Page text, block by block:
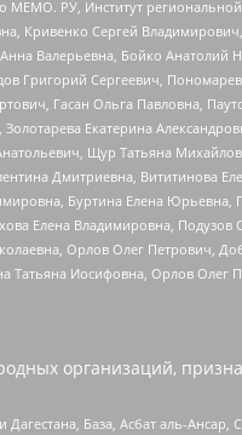
РУ, Институт
Кривенко Сергей
Валерьевна, Бойко
Сергеевич,
Гасан Ольга Павловна,
Екатерина
Щур Татьяна
Дмитриевна, Вититинова
Буртина Елена
Владимировна, Подузов
Орлов Олег Петрович,
Иосифовна, Орлов
организаций,
База, Асбат аль-